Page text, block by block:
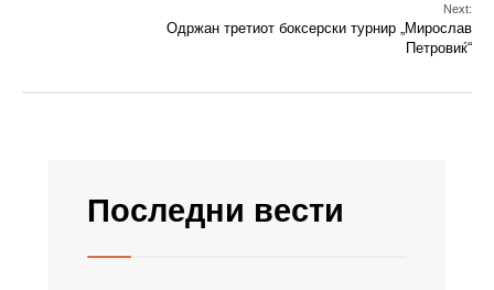
Next:
Одржан третиот боксерски турнир „Мирослав
Петровиќ“
Последни вести